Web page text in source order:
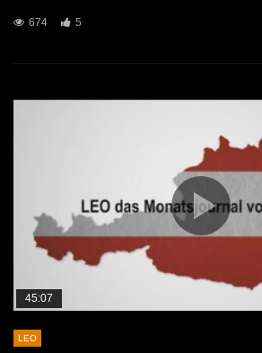
674 5
45:07
LEO